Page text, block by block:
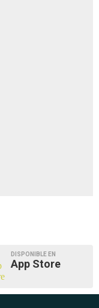
DISPONIBLE EN
App Store